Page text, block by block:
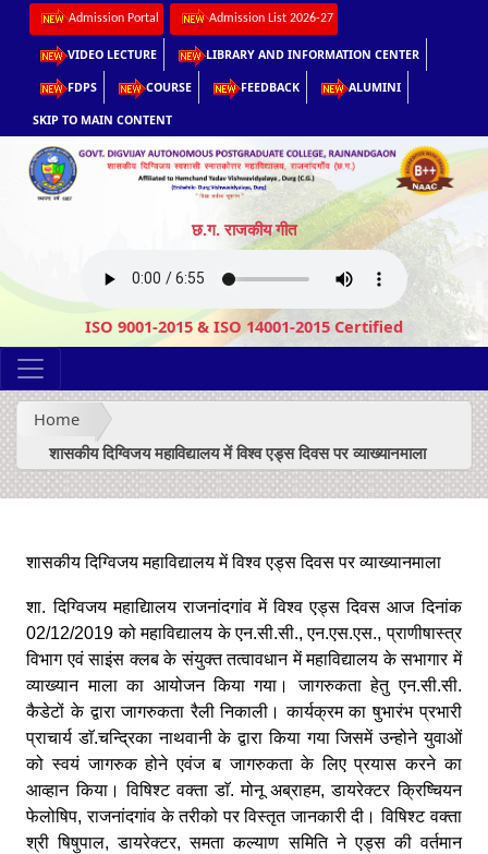
Admission Portal Admission List 2026-27
VIDEO LECTURE LIBRARY AND INFORMATION CENTER
FDPS COURSE FEEDBACK ALUMINI
SKIP TO MAIN CONTENT
छ.ग. राजकीय गीत
ISO 9001-2015 & ISO 14001-2015 Certified
Home
शासकीय दिग्विजय महाविद्यालय में विश्व एड्स दिवस पर व्याख्यानमाला
शासकीय दिग्विजय महाविद्यालय में विश्व एड्स दिवस पर व्याख्यानमाला
शा. दिग्विजय महाद्यिालय राजनांदगांव में विश्व एड्स दिवस आज दिनांक
02/12/2019 को महाविद्यालय के एन.सी.सी., एन.एस.एस., प्राणीषास्त्र
विभाग एवं साइंस क्लब के संयुक्त तत्वावधान में महाविद्यालय के सभागार में
व्याख्यान माला का आयोजन किया गया। जागरुकता हेतु एन.सी.सी.
कैडेटों के द्वारा जागरुकता रैली निकाली। कार्यक्रम का षुभारंभ प्रभारी
प्राचार्य डाॅ.चन्द्रिका नाथवानी के द्वारा किया गया जिसमें उन्होने युवाओं
को स्वयं जागरुक होने एवंज ब जागरुकता के लिए प्रयास करने का
आव्हान किया। विषिश्ट वक्ता डाॅ. मोनू अब्राहम, डायरेक्टर क्रिष्चियन
फेलोषिप, राजनांदगांव के तरीको पर विस्तृत जानकारी दी। विषिश्ट वक्ता
श्री षिषुपाल, डायरेक्टर, समता कल्याण समिति ने एड्स की वर्तमान